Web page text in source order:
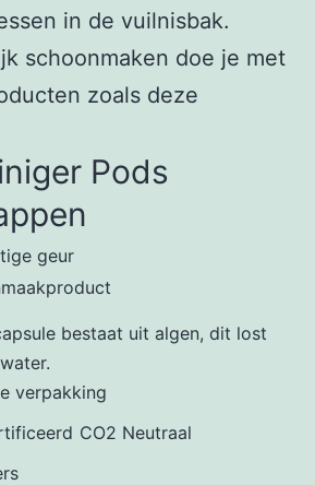
in de vuilnisbak.
schoonmaken doe je met
zoals deze
Pods
geur
bestaat uit algen, dit lost
verpakking
CO2 Neutraal